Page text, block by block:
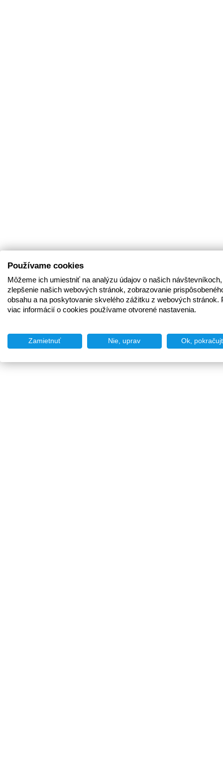
Používame cookies
Môžeme ich umiestniť na analýzu údajov o našich
zlepšenie našich webových stránok, zobrazovanie
obsahu a na poskytovanie skvelého zážitku z webových stránok.
viac informácií o cookies používame otvorené nastavenia.
Zamietnuť Nie, uprav Ok,